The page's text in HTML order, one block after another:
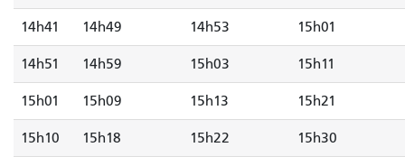
14h41 14h49 14h53 15h01
14h51 14h59 15h03 15h11
15h01 15h09 15h13 15h21
15h10 15h18 15h22 15h30